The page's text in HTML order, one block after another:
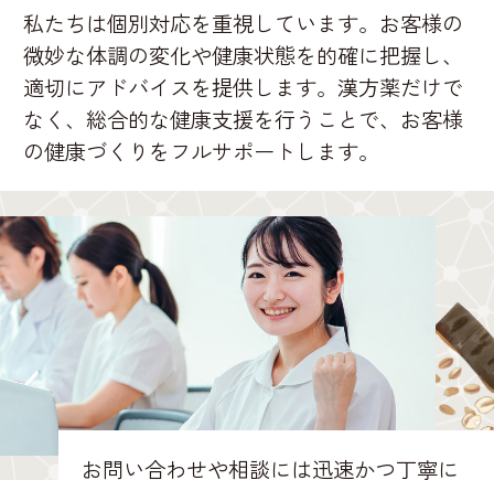
私たちは個別対応を重視しています。お客様の
微妙な体調の変化や健康状態を的確に把握し、
適切にアドバイスを提供します。漢方薬だけで
なく、総合的な健康支援を行うことで、お客様
の健康づくりをフルサポートします。
お問い合わせや相談には迅速かつ丁寧に